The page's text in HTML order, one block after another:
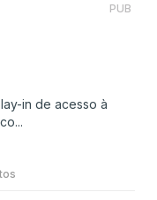
PUB
in de acesso à